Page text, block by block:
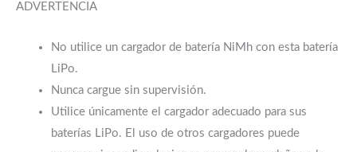
ADVERTENCIA
No utilice un cargador de batería NiMh con esta batería
LiPo.
Nunca cargue sin supervisión.
Utilice únicamente el cargador adecuado para sus
baterías LiPo. El uso de otros cargadores puede